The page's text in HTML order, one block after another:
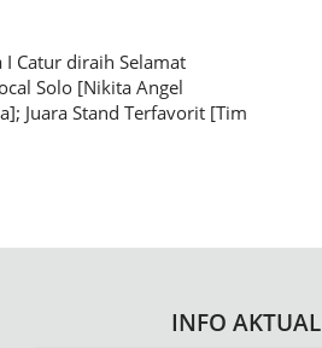
Catur diraih Selamat
Solo [Nikita Angel
Juara Stand Terfavorit [Tim
INFO AKTUAL